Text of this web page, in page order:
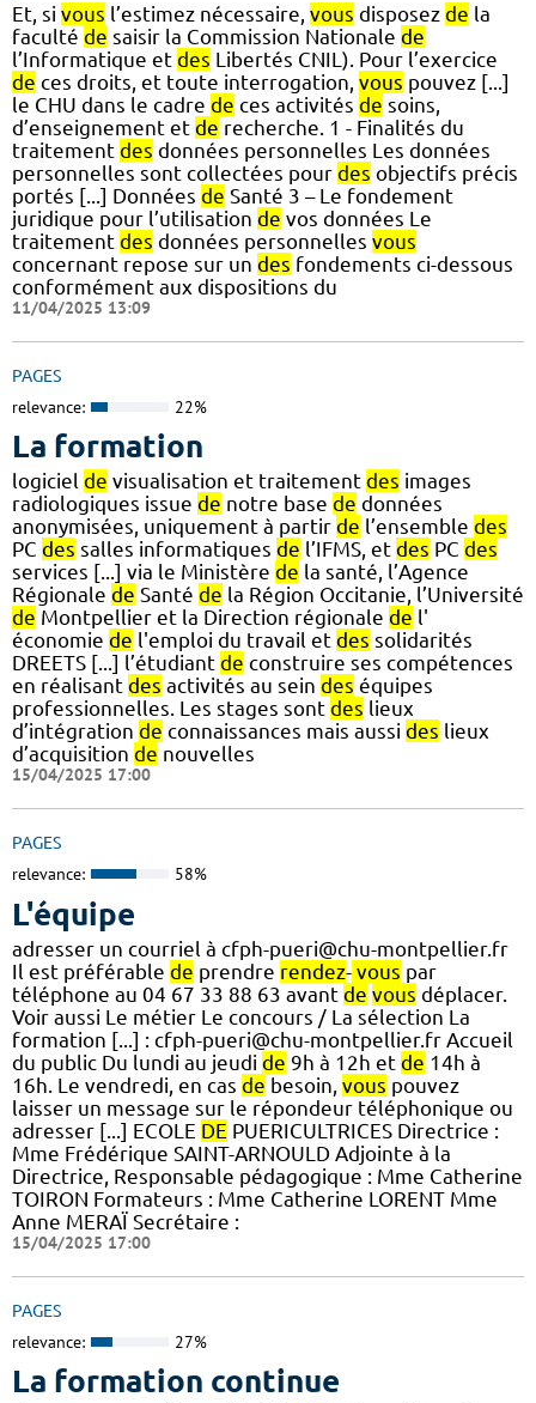
Et, si vous l’estimez nécessaire, vous disposez de la
faculté de saisir la Commission Nationale de
l’Informatique et des Libertés CNIL). Pour l’exercice
de ces droits, et toute interrogation, vous pouvez [...]
le CHU dans le cadre de ces activités de soins,
d’enseignement et de recherche. 1 - Finalités du
traitement des données personnelles Les données
personnelles sont collectées pour des objectifs précis
portés [...] Données de Santé 3 – Le fondement
juridique pour l’utilisation de vos données Le
traitement des données personnelles vous
concernant repose sur un des fondements ci-dessous
conformément aux dispositions du
11/04/2025 13:09
PAGES
relevance: 22%
La formation
logiciel de visualisation et traitement des images
radiologiques issue de notre base de données
anonymisées, uniquement à partir de l’ensemble des
PC des salles informatiques de l’IFMS, et des PC des
services [...] via le Ministère de la santé, l’Agence
Régionale de Santé de la Région Occitanie, l’Université
de Montpellier et la Direction régionale de l'
économie de l'emploi du travail et des solidarités
DREETS [...] l’étudiant de construire ses compétences
en réalisant des activités au sein des équipes
professionnelles. Les stages sont des lieux
d’intégration de connaissances mais aussi des lieux
d’acquisition de nouvelles
15/04/2025 17:00
PAGES
relevance: 58%
L'équipe
adresser un courriel à cfph-pueri@chu-montpellier.fr
Il est préférable de prendre rendez- vous par
téléphone au 04 67 33 88 63 avant de vous déplacer.
Voir aussi Le métier Le concours / La sélection La
formation [...] : cfph-pueri@chu-montpellier.fr Accueil
du public Du lundi au jeudi de 9h à 12h et de 14h à
16h. Le vendredi, en cas de besoin, vous pouvez
laisser un message sur le répondeur téléphonique ou
adresser [...] ECOLE DE PUERICULTRICES Directrice :
Mme Frédérique SAINT-ARNOULD Adjointe à la
Directrice, Responsable pédagogique : Mme Catherine
TOIRON Formateurs : Mme Catherine LORENT Mme
Anne MERAÏ Secrétaire :
15/04/2025 17:00
PAGES
relevance: 27%
La formation continue